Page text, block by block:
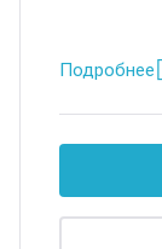
Подробнее